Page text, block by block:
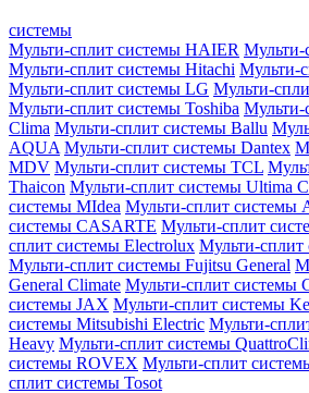
системы
Мульти-сплит системы HAIER Мульти-
Мульти-сплит системы Hitachi Мульти-
Мульти-сплит системы LG Мульти-
Мульти-сплит системы Toshiba Мульти-
Clima Мульти-сплит системы Ballu
AQUA Мульти-сплит системы Dantex
MDV Мульти-сплит системы TCL
Thaicon Мульти-сплит системы Ultima
системы MIdea Мульти-сплит системы
системы CASARTE Мульти-сплит
сплит системы Electrolux Мульти-сплит
Мульти-сплит системы Fujitsu General
General Climate Мульти-сплит системы
системы JAX Мульти-сплит системы
системы Mitsubishi Electric Мульти-
Heavy Мульти-сплит системы
системы ROVEX Мульти-сплит
сплит системы Tosot